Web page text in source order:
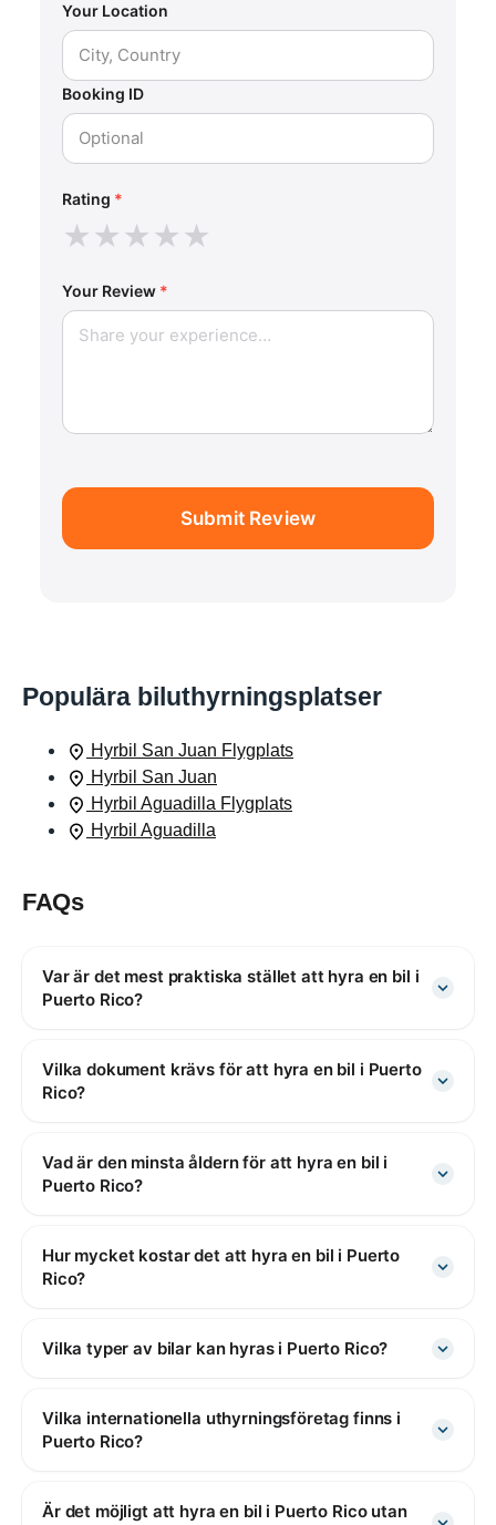
Your Location
Booking ID
Rating *
★★★★★
Your Review *
Submit Review
Populära biluthyrningsplatser
Hyrbil San Juan Flygplats
Hyrbil San Juan
Hyrbil Aguadilla Flygplats
Hyrbil Aguadilla
FAQs
Var är det mest praktiska stället att hyra en bil i
Puerto Rico?
Vilka dokument krävs för att hyra en bil i Puerto
Rico?
Vad är den minsta åldern för att hyra en bil i
Puerto Rico?
Hur mycket kostar det att hyra en bil i Puerto
Rico?
Vilka typer av bilar kan hyras i Puerto Rico?
Vilka internationella uthyrningsföretag finns i
Puerto Rico?
Är det möjligt att hyra en bil i Puerto Rico utan